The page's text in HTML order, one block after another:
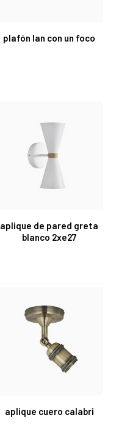
plafón lan con un foco
aplique de pared greta
blanco 2xe27
aplique cuero calabri